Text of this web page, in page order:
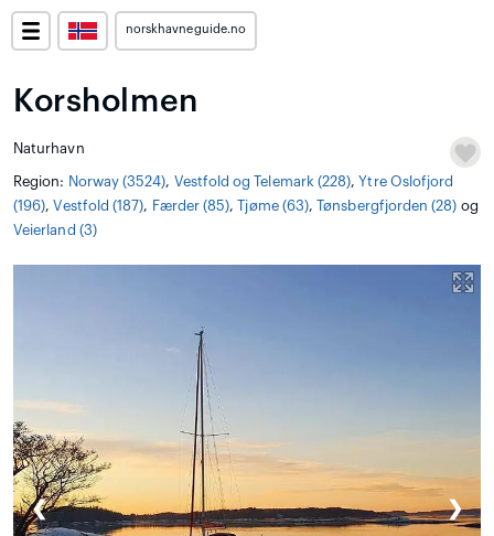
norskhavneguide.no
Korsholmen
Naturhavn
Region: Norway (3524), Vestfold og Telemark (228),Ytre Oslofjord
(196),Vestfold (187), Færder (85),Tjøme (63),Tønsbergfjorden (28) og
Veierland (3)
❮ ❯